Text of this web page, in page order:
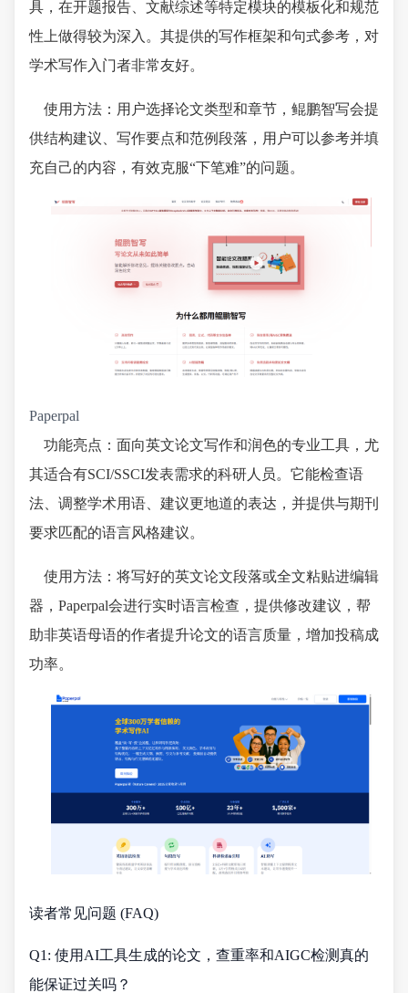
具，在开题报告、文献综述等特定模块的模板化和规范
性上做得较为深入。其提供的写作框架和句式参考，对
学术写作入门者非常友好。
使用方法：用户选择论文类型和章节，鲲鹏智写会提
供结构建议、写作要点和范例段落，用户可以参考并填
充自己的内容，有效克服“下笔难”的问题。
Paperpal
功能亮点：面向英文论文写作和润色的专业工具，尤
其适合有SCI/SSCI发表需求的科研人员。它能检查语
法、调整学术用语、建议更地道的表达，并提供与期刊
要求匹配的语言风格建议。
使用方法：将写好的英文论文段落或全文粘贴进编辑
器，Paperpal会进行实时语言检查，提供修改建议，帮
助非英语母语的作者提升论文的语言质量，增加投稿成
功率。
读者常见问题 (FAQ)
Q1: 使用AI工具生成的论文，查重率和AIGC检测真的
能保证过关吗？